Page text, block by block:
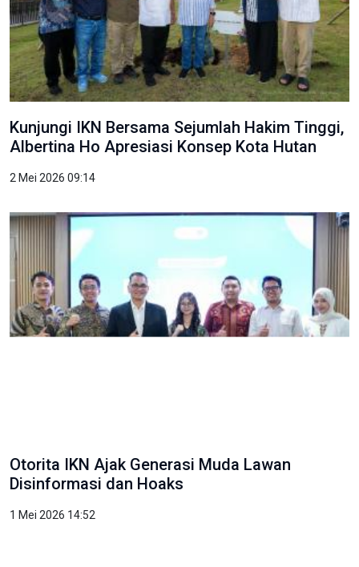
Kunjungi IKN Bersama Sejumlah Hakim Tinggi,
Albertina Ho Apresiasi Konsep Kota Hutan
2 Mei 2026 09:14
Otorita IKN Ajak Generasi Muda Lawan
Disinformasi dan Hoaks
1 Mei 2026 14:52